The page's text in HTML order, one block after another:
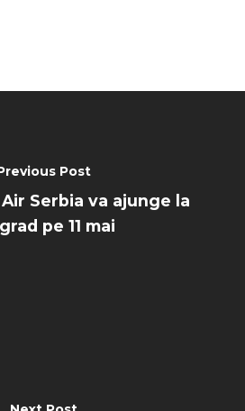
Post
Serbia va ajunge la
pe 11 mai